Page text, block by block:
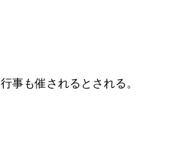
事も催されるとされる。